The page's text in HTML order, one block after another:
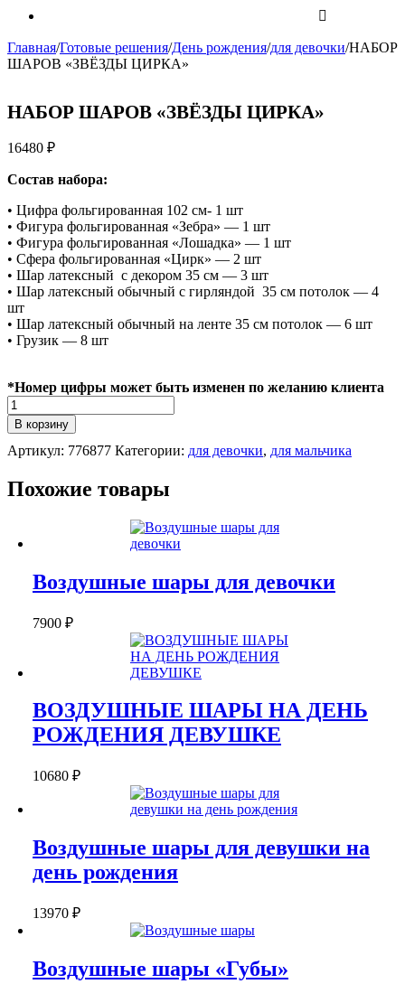
Главная/Готовые решения/День рождения/для девочки/НАБОР
ШАРОВ «ЗВЁЗДЫ ЦИРКА»
НАБОР ШАРОВ «ЗВЁЗДЫ ЦИРКА»
16480 ₽
Состав набора:
• Цифра фольгированная 102 см- 1 шт
• Фигура фольгированная «Зебра» — 1 шт
• Фигура фольгированная «Лошадка» — 1 шт
• Сфера фольгированная «Цирк» — 2 шт
• Шар латексный с декором 35 см — 3 шт
• Шар латексный обычный с гирляндой 35 см потолок — 4
шт
• Шар латексный обычный на ленте 35 см потолок — 6 шт
• Грузик — 8 шт
*Номер цифры может быть изменен по желанию клиента
Количество
НАБОР
ШАРОВ
"ЗВЁЗДЫ
В корзину
Артикул: 776877 Категории: для девочки, для мальчика
Похожие товары
Воздушные шары для девочки
7900 ₽
ВОЗДУШНЫЕ ШАРЫ НА ДЕНЬ
РОЖДЕНИЯ ДЕВУШКЕ
10680 ₽
Воздушные шары для девушки на
день рождения
13970 ₽
Воздушные шары «Губы»